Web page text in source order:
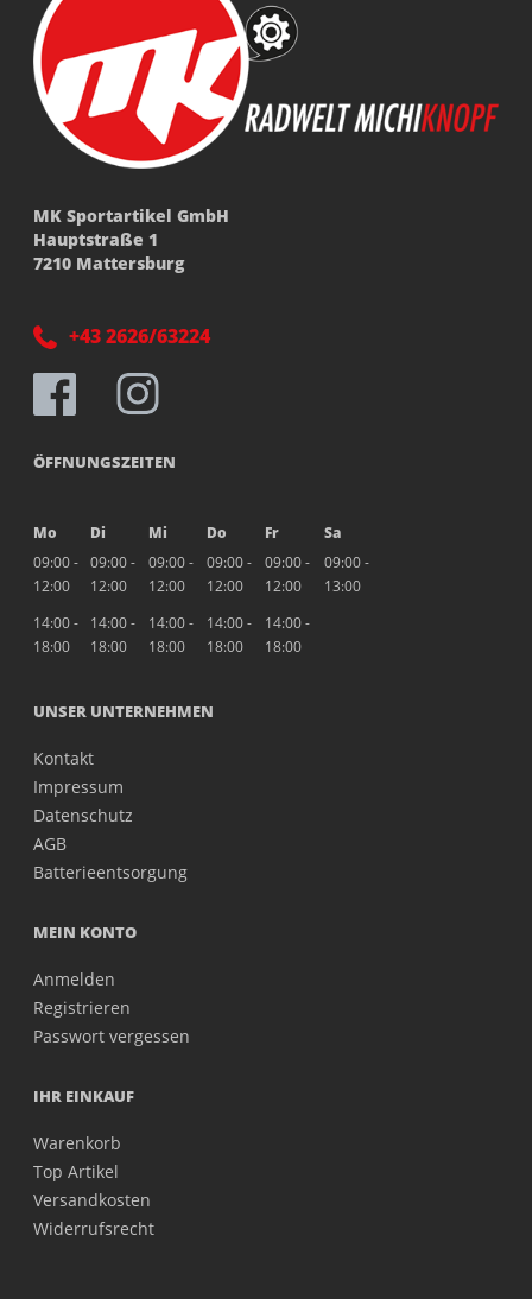
MK Sportartikel GmbH
Hauptstraße 1
7210 Mattersburg
+43 2626/63224
ÖFFNUNGSZEITEN
Mo Di Mi Do Fr
Sa
09:00 -
12:00
09:00 -
12:00
09:00 -
12:00
09:00 -
12:00
09:00 -
12:00
09:00 -
13:00
14:00 -
18:00
14:00 -
18:00
14:00 -
18:00
14:00 -
18:00
14:00 -
18:00
UNSER UNTERNEHMEN
Kontakt
Impressum
Datenschutz
AGB
Batterieentsorgung
MEIN KONTO
Anmelden
Registrieren
Passwort vergessen
IHR EINKAUF
Warenkorb
Top Artikel
Versandkosten
Widerrufsrecht